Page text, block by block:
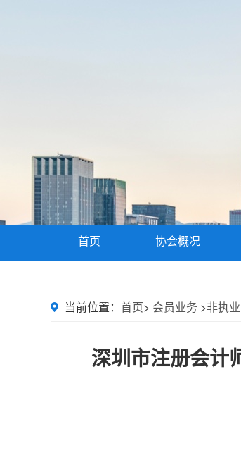
首页 协会概况
当前位置： 首页> 会员业务 >非执
深圳市注册会计